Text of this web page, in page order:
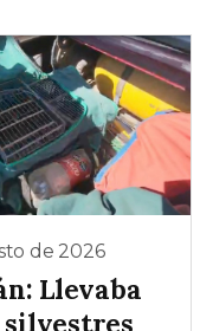
de 2026
Llevaba
silvestres